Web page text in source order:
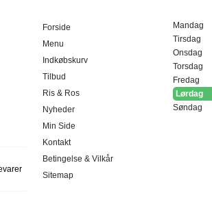
Forside
Menu
Indkøbskurv
Tilbud
Ris & Ros
Nyheder
Min Side
Kontakt
Betingelse & Vilkår
Sitemap
Mandag
Tirsdag
Onsdag
Torsdag
Fredag
Lørdag
Søndag